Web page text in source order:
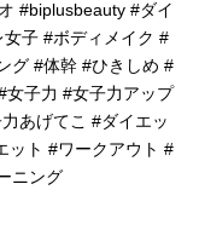
#biplusbeauty #ダイ
子 #ボディメイク #
グ #体幹 #ひきしめ #
女子力 #女子力アップ
あげてこ #ダイエッ
ット #ワークアウト #
ニング